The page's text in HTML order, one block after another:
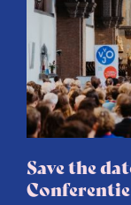
Save the